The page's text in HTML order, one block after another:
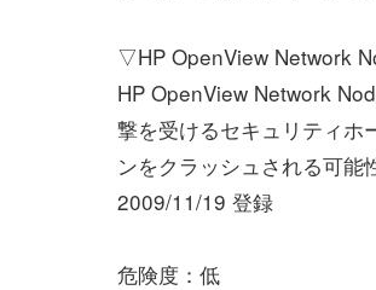
▽HP OpenView
HP OpenView Network
撃を受けるセキュリティホ
ンをクラッシュされる可能
2009/11/19 登録
危険度：低